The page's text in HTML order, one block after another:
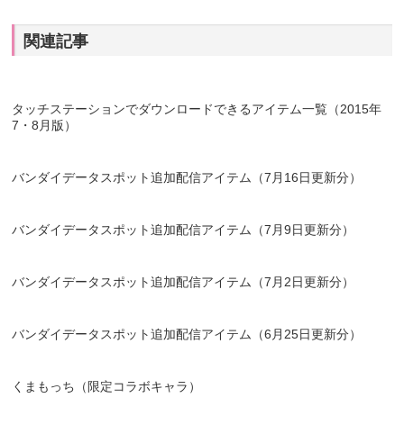
関連記事
タッチステーションでダウンロードできるアイテム一覧（2015年
7・8月版）
バンダイデータスポット追加配信アイテム（7月16日更新分）
バンダイデータスポット追加配信アイテム（7月9日更新分）
バンダイデータスポット追加配信アイテム（7月2日更新分）
バンダイデータスポット追加配信アイテム（6月25日更新分）
くまもっち（限定コラボキャラ）